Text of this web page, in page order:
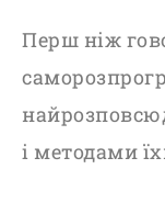
Перш ніж
і методами